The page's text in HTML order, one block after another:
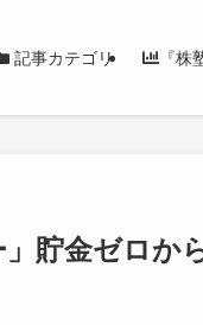
記事カテゴリ 『
貯金ゼロか